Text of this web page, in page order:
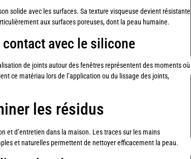
solide avec les surfaces. Sa texture visqueuse devient résistante
aux surfaces poreuses, dont la peau humaine.
avec le silicone
de joints autour des fenêtres représentent des moments où
ce matériau lors de l’application ou du lissage des joints,
les résidus
et d’entretien dans la maison. Les traces sur les mains
et naturelles permettent de nettoyer efficacement la peau.